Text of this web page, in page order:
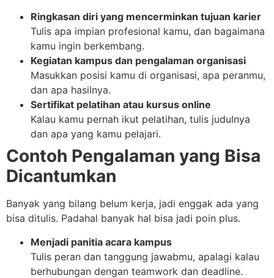
Ringkasan diri yang mencerminkan tujuan karier
Tulis apa impian profesional kamu, dan bagaimana
kamu ingin berkembang.
Kegiatan kampus dan pengalaman organisasi
Masukkan posisi kamu di organisasi, apa peranmu,
dan apa hasilnya.
Sertifikat pelatihan atau kursus online
Kalau kamu pernah ikut pelatihan, tulis judulnya
dan apa yang kamu pelajari.
Contoh Pengalaman yang Bisa
Dicantumkan
Banyak yang bilang belum kerja, jadi enggak ada yang
bisa ditulis. Padahal banyak hal bisa jadi poin plus.
Menjadi panitia acara kampus
Tulis peran dan tanggung jawabmu, apalagi kalau
berhubungan dengan teamwork dan deadline.